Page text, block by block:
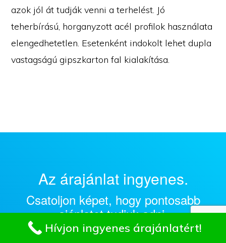
azok jól át tudják venni a terhelést. Jó
teherbírású, horganyzott acél profilok használata
elengedhetetlen. Esetenként indokolt lehet dupla
vastagságú gipszkarton fal kialakítása.
Az árajánlat ingyenes.
Csatoljon képet, hogy pontosabb
ajánlatot tudjuk adni.
Az árajánlat nettó árakat tartalmaz – ha a
Hívjon ingyenes árajánlatért!